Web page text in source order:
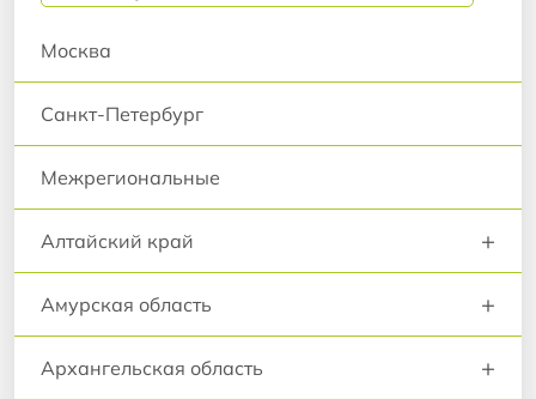
Москва
Санкт-Петербург
Межрегиональные
Алтайский край +
Амурская область +
Архангельская область +